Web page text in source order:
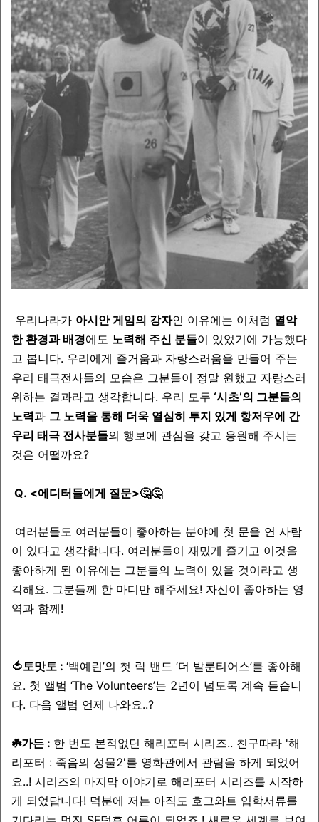
우리나라가 아시안 게임의 강자인 이유에는 이처럼 열악
한 환경과 배경에도 노력해 주신 분들이 있었기에 가능했다
고 봅니다. 우리에게 즐거움과 자랑스러움을 만들어 주는
우리 태극전사들의 모습은 그분들이 정말 원했고 자랑스러
워하는 결과라고 생각합니다. 우리 모두 ‘시초’의 그분들의
노력과 그 노력을 통해 더욱 열심히 투지 있게 항저우에 간
우리 태극 전사분들의 행보에 관심을 갖고 응원해 주시는
것은 어떨까요?
Q. <에디터들에게 질문>🤔🤔
여러분들도 여러분들이 좋아하는 분야에 첫 문을 연 사람
이 있다고 생각합니다. 여러분들이 재밌게 즐기고 이것을
좋아하게 된 이유에는 그분들의 노력이 있을 것이라고 생
각해요. 그분들께 한 마디만 해주세요! 자신이 좋아하는 영
역과 함께!
🍅토맛토 : ‘백예린’의 첫 락 밴드 ‘더 발룬티어스’를 좋아해
요. 첫 앨범 ‘The Volunteers’는 2년이 넘도록 계속 듣습니
다. 다음 앨범 언제 나와요..?
☘️가든 : 한 번도 본적없던 해리포터 시리즈.. 친구따라 '해
리포터 : 죽음의 성물2'를 영화관에서 관람을 하게 되었어
요..! 시리즈의 마지막 이야기로 해리포터 시리즈를 시작하
게 되었답니다! 덕분에 저는 아직도 호그와트 입학서류를